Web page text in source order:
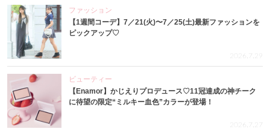
ファッション
【1週間コーデ】7／21(火)〜7／25(土)最新ファッションを
ピックアップ♡
2026.7.29
ビューティー
【Enamor】かじえりプロデュース♡11冠達成の神チーク
に待望の限定“ミルキー血色”カラーが登場！
2026.7.27